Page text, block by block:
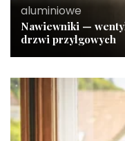
aluminiowe
Nawiewniki —
drzwi przylgowych